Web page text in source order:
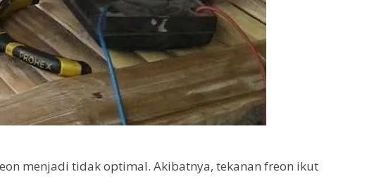
menjadi tidak optimal. Akibatnya, tekanan freon ikut